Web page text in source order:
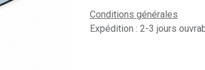
Conditions générales
Expédition : 2-3 jours